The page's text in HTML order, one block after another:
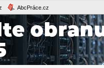
AbcPráce.cz